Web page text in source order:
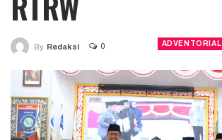
ADVENTORIAL
By Redaksi 0